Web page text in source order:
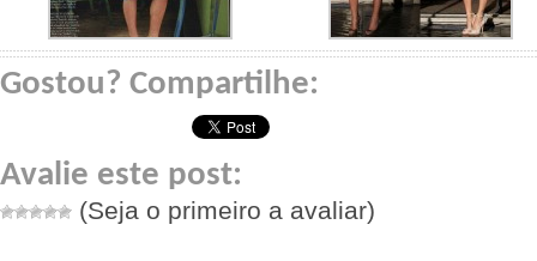
Gostou? Compartilhe:
Avalie este post:
(Seja o primeiro a avaliar)